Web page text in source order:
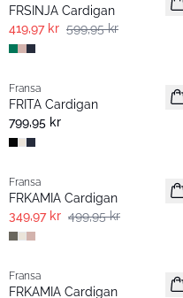
FRSINJA Cardigan
419,97 kr 599,95 kr
Basic
Fransa
FRITA Cardigan
799,95 kr
-30%
Fransa
FRKAMIA Cardigan
349,97 kr 499,95 kr
-30%
Fransa
FRKAMIA Cardigan